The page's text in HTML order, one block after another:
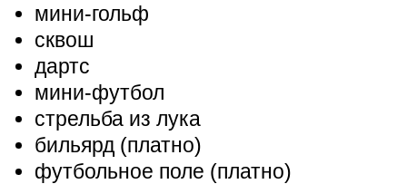
мини-гольф
сквош
дартс
мини-футбол
стрельба из лука
бильярд (платно)
футбольное поле (платно)